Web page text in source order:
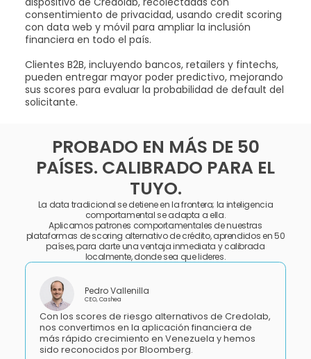
consentimiento de privacidad, usando credit scoring
con data web y móvil para ampliar la inclusión
financiera en todo el país.
Clientes B2B, incluyendo bancos, retailers y fintechs,
pueden entregar mayor poder predictivo, mejorando
sus scores para evaluar la probabilidad de default del
solicitante.
PROBADO EN MÁS DE 50
PAÍSES. CALIBRADO PARA EL
TUYO.
La data tradicional se detiene en la frontera; la inteligencia
comportamental se adapta a ella.
Aplicamos patrones comportamentales de nuestras
plataformas de scoring alternativo de crédito, aprendidos en 50
países, para darte una ventaja inmediata y calibrada
localmente, donde sea que lideres.
Pedro Vallenilla
CEO, Cashea
Con los scores de riesgo alternativos de Credolab,
nos convertimos en la aplicación financiera de
más rápido crecimiento en Venezuela y hemos
sido reconocidos por Bloomberg.